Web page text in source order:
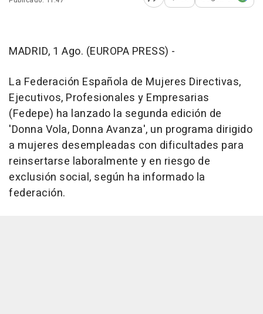
Abrir opciones para
MADRID, 1 Ago. (EUROPA PRESS) -
La Federación Española de Mujeres Directivas,
Ejecutivos, Profesionales y Empresarias
(Fedepe) ha lanzado la segunda edición de
'Donna Vola, Donna Avanza', un programa dirigido
a mujeres desempleadas con dificultades para
reinsertarse laboralmente y en riesgo de
exclusión social, según ha informado la
federación.